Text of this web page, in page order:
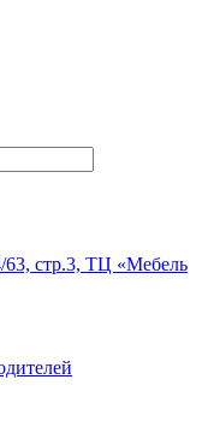
63, стр.3, ТЦ «Мебель